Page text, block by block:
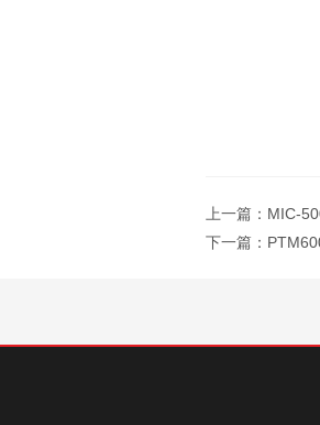
上一篇： MIC-
下一篇：